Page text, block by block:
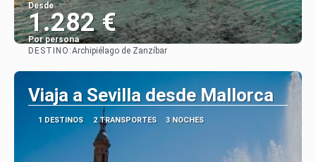
Desde
1.282 €
Por persona
DESTINO:Archipiélago de Zanzíbar
Viaja a Sevilla desde Mallorca
1 DESTINOS 2 TRANSPORTES 3 NOCHES